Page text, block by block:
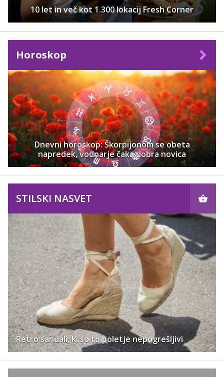
10 let in več kot 1.300 lokacij Fresh Corner
Horoskop
Dnevni horoskop: Škorpijonom se obeta
napredek, vodnarje čaka dobra novica
STILSKI NASVET
Retro sandali, ki so to poletje nepogrešljivi